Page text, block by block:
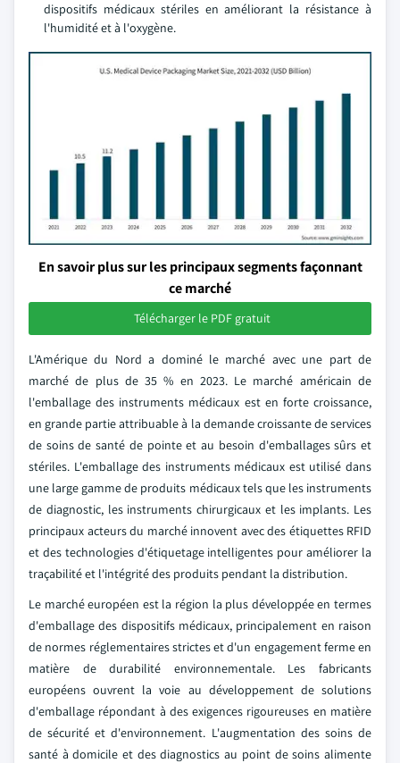
dispositifs médicaux stériles en améliorant la résistance à
l'humidité et à l'oxygène.
En savoir plus sur les principaux segments façonnant
ce marché
Télécharger le PDF gratuit
L'Amérique du Nord a dominé le marché avec une part de
marché de plus de 35 % en 2023. Le marché américain de
l'emballage des instruments médicaux est en forte croissance,
en grande partie attribuable à la demande croissante de services
de soins de santé de pointe et au besoin d'emballages sûrs et
stériles. L'emballage des instruments médicaux est utilisé dans
une large gamme de produits médicaux tels que les instruments
de diagnostic, les instruments chirurgicaux et les implants. Les
principaux acteurs du marché innovent avec des étiquettes RFID
et des technologies d'étiquetage intelligentes pour améliorer la
traçabilité et l'intégrité des produits pendant la distribution.
Le marché européen est la région la plus développée en termes
d'emballage des dispositifs médicaux, principalement en raison
de normes réglementaires strictes et d'un engagement ferme en
matière de durabilité environnementale. Les fabricants
européens ouvrent la voie au développement de solutions
d'emballage répondant à des exigences rigoureuses en matière
de sécurité et d'environnement. L'augmentation des soins de
santé à domicile et des diagnostics au point de soins alimente